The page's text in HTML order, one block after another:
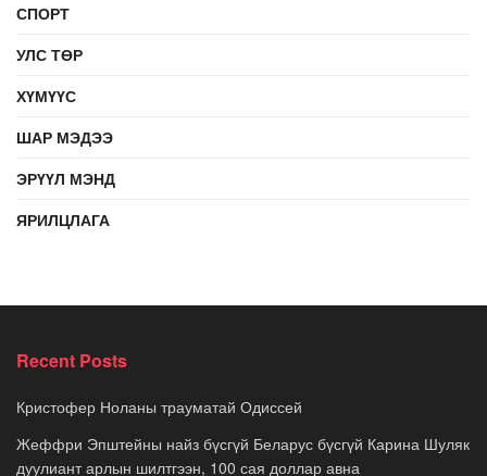
СПОРТ
УЛС ТӨР
ХҮМҮҮС
ШАР МЭДЭЭ
ЭРҮҮЛ МЭНД
ЯРИЛЦЛАГА
Recent Posts
Кристофер Ноланы трауматай Одиссей
Жеффри Эпштейны найз бүсгүй Беларус бүсгүй Карина Шуляк
дуулиант арлын шилтгээн, 100 сая доллар авна